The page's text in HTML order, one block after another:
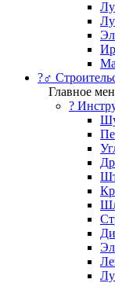
?‍♂️
Главное
?️